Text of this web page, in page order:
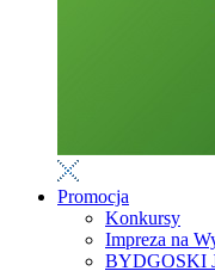
Promocja
Konkursy
Impreza na
BYDGOSKI